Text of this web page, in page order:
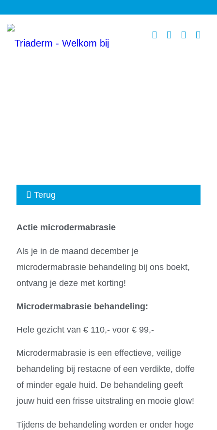
Terug
Actie microdermabrasie
Als je in de maand december je
microdermabrasie behandeling bij ons boekt,
ontvang je deze met korting!
Microdermabrasie behandeling:
Hele gezicht van € 110,- voor € 99,-
Microdermabrasie is een effectieve, veilige
behandeling bij restacne of een verdikte, doffe
of minder egale huid. De behandeling geeft
jouw huid een frisse uitstraling en mooie glow!
Tijdens de behandeling worden er onder hoge